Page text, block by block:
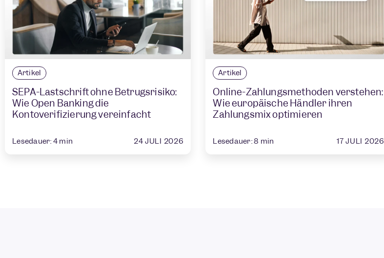
Artikel
SEPA-Lastschrift ohne Betrugsrisiko:
Wie Open Banking die
Kontoverifizierung vereinfacht
Lesedauer: 4 min 24 JULI 2026
Artikel
Online-Zahlungsmethoden verstehen:
Wie europäische Händler ihren
Zahlungsmix optimieren
Lesedauer:8 min 17 JULI 2026